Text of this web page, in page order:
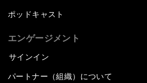
ポッドキャスト
エンゲージメント
サインイン
パートナー（組織）について